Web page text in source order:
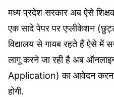
मध्य प्रदेश सरकार अब ऐसे
एक सादे पेपर पर एप्लीकेशन
विद्यालय से गायब रहते हैं ऐसे में
लागू करने जा रही है अब
Application) का आवेदन करना
होगी.